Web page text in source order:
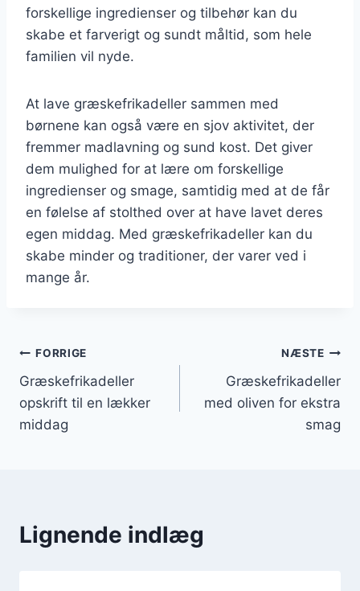
forskellige ingredienser og tilbehør kan du
skabe et farverigt og sundt måltid, som hele
familien vil nyde.
At lave græskefrikadeller sammen med
børnene kan også være en sjov aktivitet, der
fremmer madlavning og sund kost. Det giver
dem mulighed for at lære om forskellige
ingredienser og smage, samtidig med at de får
en følelse af stolthed over at have lavet deres
egen middag. Med græskefrikadeller kan du
skabe minder og traditioner, der varer ved i
mange år.
Indlægsnavigation
FORRIGE
Græskefrikadeller
opskrift til en lækker
middag
NÆSTE
Græskefrikadeller
med oliven for ekstra
smag
Lignende indlæg